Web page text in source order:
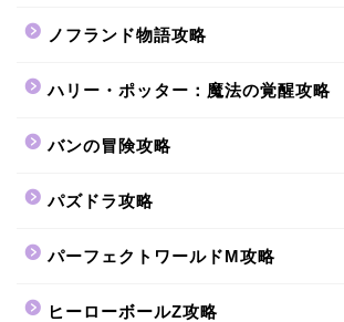
ノフランド物語攻略
ハリー・ポッター：魔法の覚醒攻略
バンの冒険攻略
パズドラ攻略
パーフェクトワールドM攻略
ヒーローボールZ攻略